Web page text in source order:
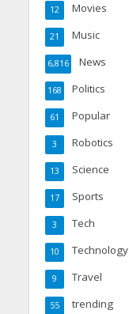
Movies
12
Music
21
News
6,816
Politics
168
Popular
61
Robotics
3
Science
13
Sports
17
Tech
3
Technology
10
Travel
9
trending
55